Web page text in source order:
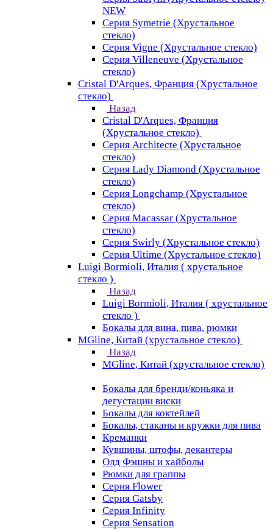
NEW
Серия Symetrie (Хрустальное
стекло)
Серия Vigne (Хрустальное стекло)
Серия Villeneuve (Хрустальное
стекло)
Cristal D'Arques, Франция (Хрустальное
стекло)
Назад
Cristal D'Arques, Франция
(Хрустальное стекло)
Серия Architecte (Хрустальное
стекло)
Серия Lady Diamond (Хрустальное
стекло)
Серия Longchamp (Хрустальное
стекло)
Серия Macassar (Хрустальное
стекло)
Серия Swirly (Хрустальное стекло)
Серия Ultime (Хрустальное стекло)
Luigi Bormioli, Италия ( хрустальное
стекло )
Назад
Luigi Bormioli, Италия ( хрустальное
стекло )
Бокалы для вина, пива, рюмки
MGline, Китай (хрустальное стекло)
Назад
MGline, Китай (хрустальное стекло)
Бокалы для бренди/коньяка и
дегустации виски
Бокалы для коктейлей
Бокалы, стаканы и кружки для пива
Креманки
Кувшины, штофы, декантеры
Олд Фэшны и хайболы
Рюмки для граппы
Серия Flower
Серия Gatsby
Серия Infinity
Серия Sensation